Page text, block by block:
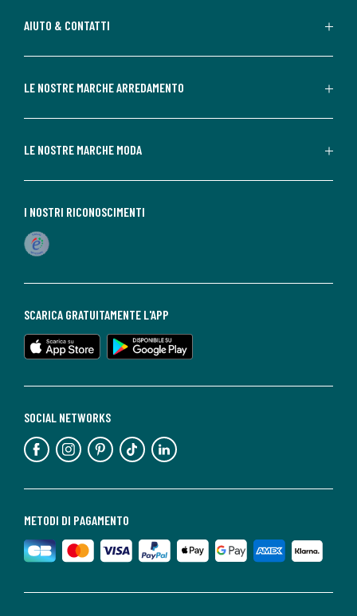
AIUTO & CONTATTI
LE NOSTRE MARCHE ARREDAMENTO
LE NOSTRE MARCHE MODA
METODI DI PAGAMENTO
SOCIAL NETWORKS
SCARICA GRATUITAMENTE L'APP
I NOSTRI RICONOSCIMENTI